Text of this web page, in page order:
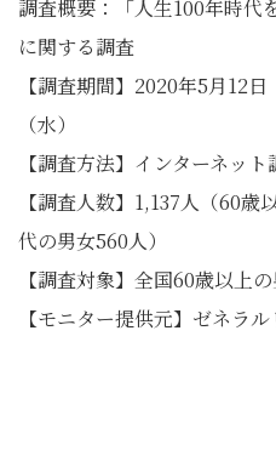
調査概要：「人生100年時代
に関する調査
【調査期間】2020年5月12
（水）
【調査方法】インターネット
【調査人数】1,137人（60
代の男女560人）
【調査対象】全国60歳以上
【モニター提供元】ゼネラ